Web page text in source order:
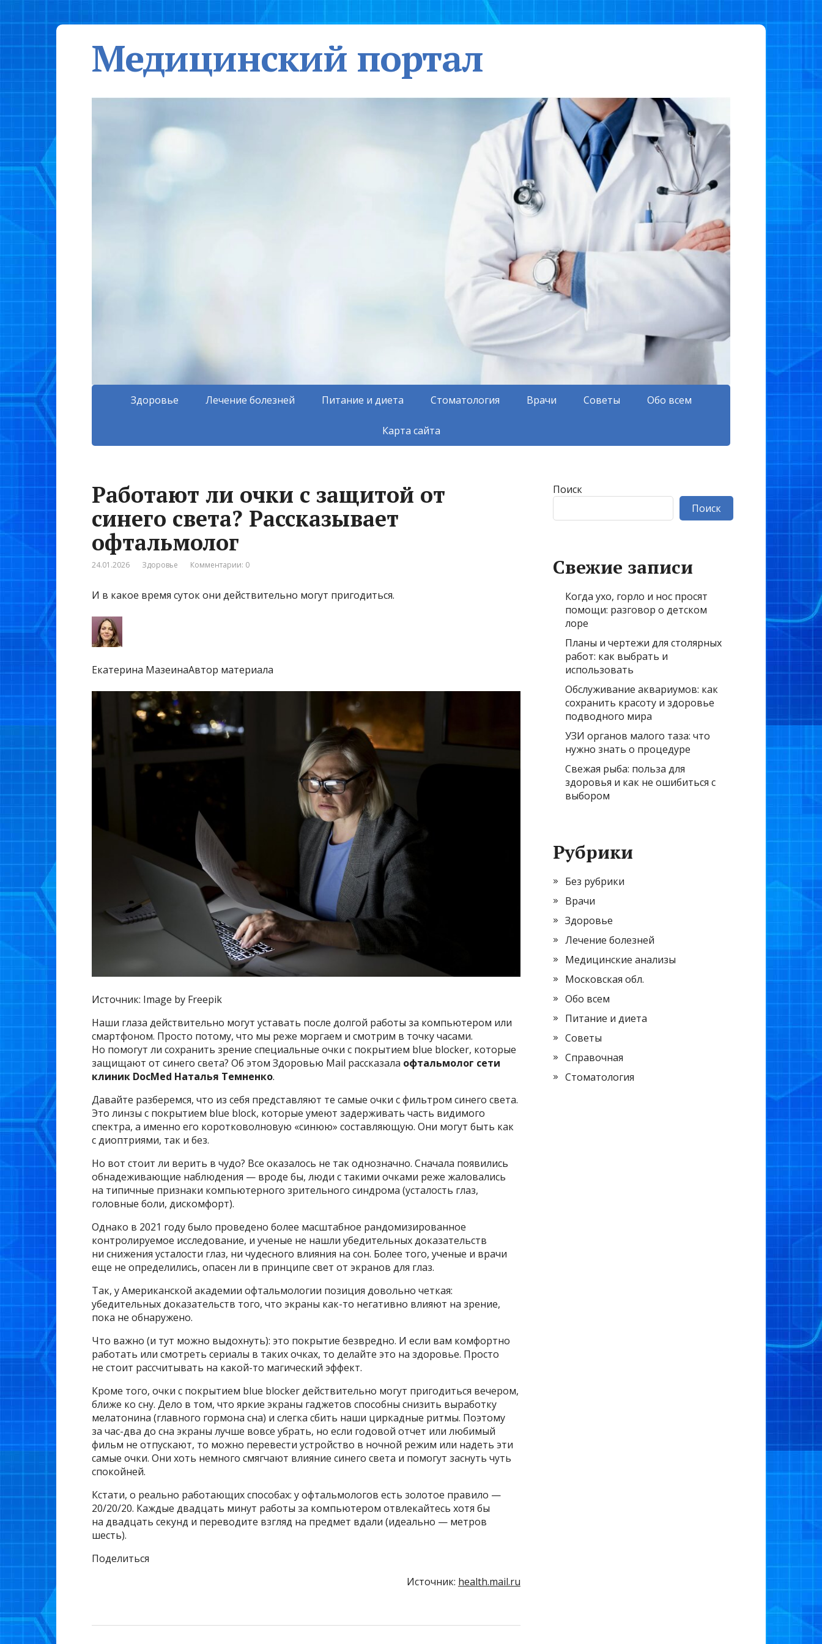
Медицинский портал
Здоровье Лечение болезней Питание и диета Стоматология Врачи Советы Обо всем
Карта сайта
Работают ли очки с защитой от
синего света? Рассказывает
офтальмолог
24.01.2026 Здоровье Комментарии: 0
И в какое время суток они действительно могут пригодиться.
Екатерина МазеинаАвтор материала
Источник: Image by Freepik
Наши глаза действительно могут уставать после долгой работы за компьютером или
смартфоном. Просто потому, что мы реже моргаем и смотрим в точку часами.
Но помогут ли сохранить зрение специальные очки с покрытием blue blocker, которые
защищают от синего света? Об этом Здоровью Mail рассказала офтальмолог сети
клиник DocMed Наталья Темненко.
Давайте разберемся, что из себя представляют те самые очки с фильтром синего света.
Это линзы с покрытием blue block, которые умеют задерживать часть видимого
спектра, а именно его коротковолновую «синюю» составляющую. Они могут быть как
с диоптриями, так и без.
Но вот стоит ли верить в чудо? Все оказалось не так однозначно. Сначала появились
обнадеживающие наблюдения — вроде бы, люди с такими очками реже жаловались
на типичные признаки компьютерного зрительного синдрома (усталость глаз,
головные боли, дискомфорт).
Однако в 2021 году было проведено более масштабное рандомизированное
контролируемое исследование, и ученые не нашли убедительных доказательств
ни снижения усталости глаз, ни чудесного влияния на сон. Более того, ученые и врачи
еще не определились, опасен ли в принципе свет от экранов для глаз.
Так, у Американской академии офтальмологии позиция довольно четкая:
убедительных доказательств того, что экраны как-то негативно влияют на зрение,
пока не обнаружено.
Что важно (и тут можно выдохнуть): это покрытие безвредно. И если вам комфортно
работать или смотреть сериалы в таких очках, то делайте это на здоровье. Просто
не стоит рассчитывать на какой-то магический эффект.
Кроме того, очки с покрытием blue blocker действительно могут пригодиться вечером,
ближе ко сну. Дело в том, что яркие экраны гаджетов способны снизить выработку
мелатонина (главного гормона сна) и слегка сбить наши циркадные ритмы. Поэтому
за час-два до сна экраны лучше вовсе убрать, но если годовой отчет или любимый
фильм не отпускают, то можно перевести устройство в ночной режим или надеть эти
самые очки. Они хоть немного смягчают влияние синего света и помогут заснуть чуть
спокойней.
Кстати, о реально работающих способах: у офтальмологов есть золотое правило —
20/20/20. Каждые двадцать минут работы за компьютером отвлекайтесь хотя бы
на двадцать секунд и переводите взгляд на предмет вдали (идеально — метров
шесть).
Поделиться
Источник: health.mail.ru
Поиск
Поиск
Свежие записи
Когда ухо, горло и нос просят
помощи: разговор о детском
лоре
Планы и чертежи для столярных
работ: как выбрать и
использовать
Обслуживание аквариумов: как
сохранить красоту и здоровье
подводного мира
УЗИ органов малого таза: что
нужно знать о процедуре
Свежая рыба: польза для
здоровья и как не ошибиться с
выбором
Рубрики
Без рубрики
Врачи
Здоровье
Лечение болезней
Медицинские анализы
Московская обл.
Обо всем
Питание и диета
Советы
Справочная
Стоматология